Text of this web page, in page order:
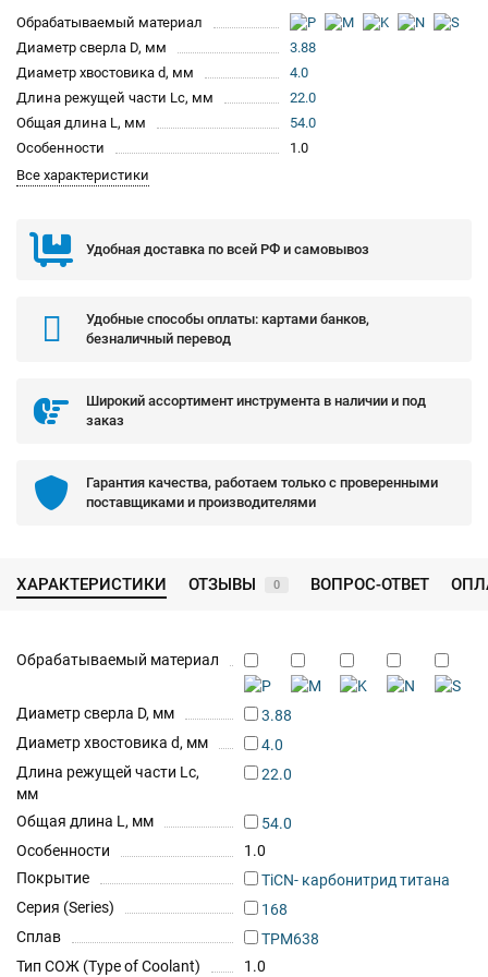
Обрабатываемый материал
Диаметр сверла D, мм
3.88
Диаметр хвостовика d, мм
4.0
Длина режущей части Lc, мм
22.0
Общая длина L, мм
54.0
Особенности
1.0
Все характеристики
Удобная доставка по всей РФ и самовывоз
Удобные способы оплаты: картами банков,
безналичный перевод
Широкий ассортимент инструмента в наличии и под
заказ
Гарантия качества, работаем только с проверенными
поставщиками и производителями
ХАРАКТЕРИСТИКИ ОТЗЫВЫ 0 ВОПРОС-ОТВЕТ
Обрабатываемый материал
Диаметр сверла D, мм
3.88
Диаметр хвостовика d, мм
4.0
Длина режущей части Lc,
мм
22.0
Общая длина L, мм
54.0
Особенности
1.0
Покрытие
TiCN- карбонитрид титана
Серия (Series)
168
Сплав
TPM638
Тип СОЖ (Type of Coolant)
1.0